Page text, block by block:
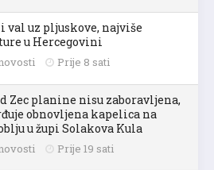
uz pljuskove, najviše
u Hercegovini
Prije 8 sati
Zec planine nisu zaboravljena,
obnovljena kapelica na
u župi Solakova Kula
Prije 19 sati